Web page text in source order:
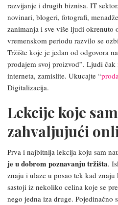
razvijanje i drugih biznisa. IT
novinari, blogeri, fotografi,
zanimanja i sve više ljudi
vremenskom periodu razvilo se
Tržište koje je jedan od odgovora
prodajem svoj proizvod”. Ljudi čak
interneta, zamislite. Ukucajte “
Digitalizacija.
Lekcije koje
zahvaljujući
Prva i najbitnija lekcija koju sam
je u dobrom poznavanju tržišta.
znaju i ulaze u posao tek kad
sastoji iz nekoliko celina koje se
nego jedna iza druge. Pojedinačno